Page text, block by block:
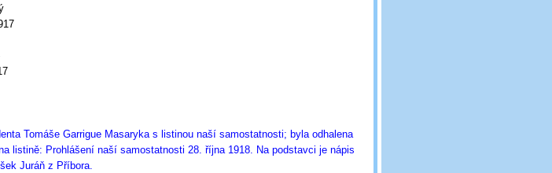
Tomáše Garrigue Masaryka s listinou naší samostatnosti; byla odhalena
listině: Prohlášení naší samostatnosti 28. října 1918. Na podstavci je nápis
Juráň z Příbora.